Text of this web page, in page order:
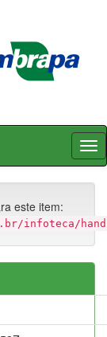
este item:
infoteca/